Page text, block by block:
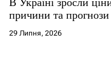
В Україні зросли
причини та прогнози
29 Липня, 2026